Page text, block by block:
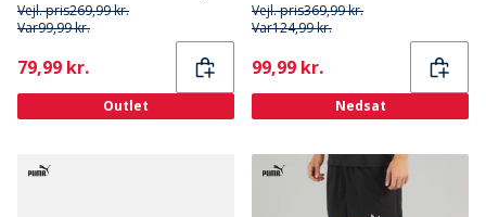
Vejl. pris269,99 kr.
Var99,99 kr.
Current
79,99 kr.
Outlet
Vejl. pris369,99 kr.
Var124,99 kr.
Current
99,99 kr.
Nedsat